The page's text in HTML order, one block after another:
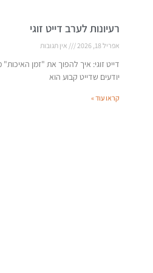
רעיונות לערב דייט זוגי
אפריל 18, 2026 אין תגובות
דייט זוגי: איך להפוך את "זמן
יודעים שדייט קבוע הוא
קראו עוד »